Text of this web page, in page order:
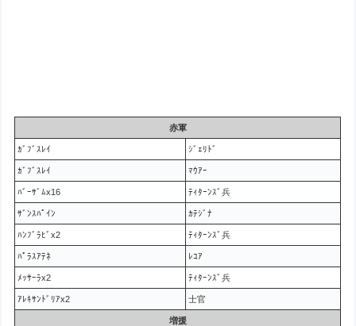
赤軍
ｶﾞﾌﾞｽﾚｲ ｼﾞｪﾘﾄﾞ
ｶﾞﾌﾞｽﾚｲ ﾏｳｱｰ
ﾊﾞｰｻﾞﾑx16 ﾃｨﾀｰﾝｽﾞ兵
ｻﾞﾝｽﾊﾟｲﾝ ｶﾃｼﾞﾅ
ﾊﾝﾌﾞﾗﾋﾞx2 ﾃｨﾀｰﾝｽﾞ兵
ﾊﾟﾗｽｱﾃﾈ ﾚｺｱ
ﾒｯｻｰﾗx2 ﾃｨﾀｰﾝｽﾞ兵
ｱﾚｷｻﾝﾄﾞﾘｱx2 士官
増援